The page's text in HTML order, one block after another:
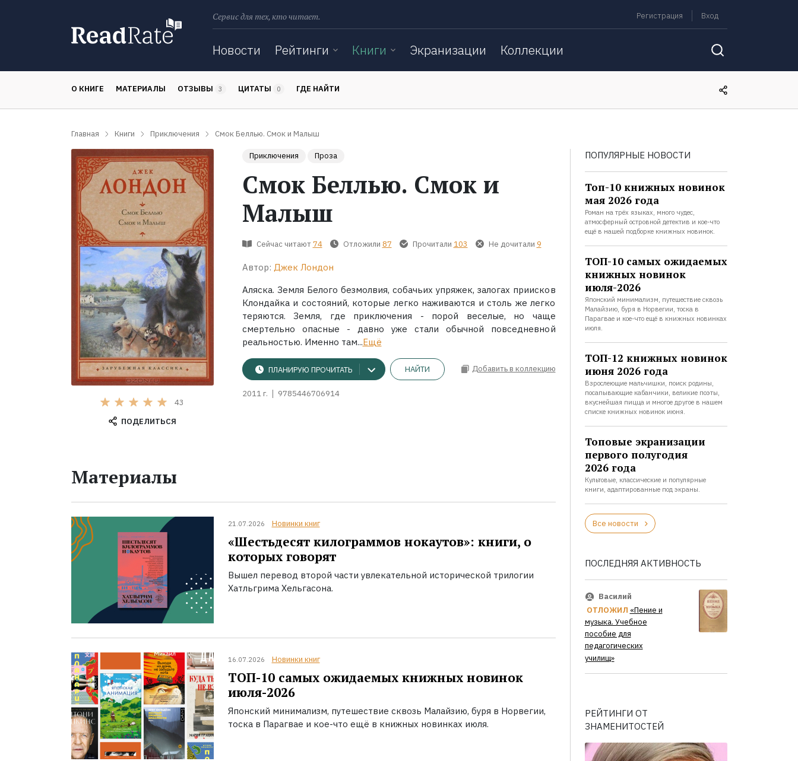
Сервис для тех, кто читает. Регистрация Вход
Новости Рейтинги Книги Экранизации Коллекции
О КНИГЕ МАТЕРИАЛЫ ОТЗЫВЫ 3 ЦИТАТЫ 0 ГДЕ НАЙТИ
Главная Книги Приключения Смок Беллью. Смок и Малыш
43
ПОДЕЛИТЬСЯ
Приключения Проза
Смок Беллью. Смок и
Малыш
Сейчас читают 74 Отложили 87 Прочитали 103 Не дочитали 9
Автор: Джек Лондон
Аляска. Земля Белого безмолвия, собачьих упряжек, залогах приисков
Клондайка и состояний, которые легко наживаются и столь же легко
теряются. Земля, где приключения - порой веселые, но чаще
смертельно опасные - давно уже стали обычной повседневной
реальностью. Именно там...Ещё
ПЛАНИРУЮ ПРОЧИТАТЬ НАЙТИ Добавить в коллекцию
2011 г. 9785446706914
Материалы
21.07.2026 Новинки книг
«Шестьдесят килограммов нокаутов»: книги, о
которых говорят
Вышел перевод второй части увлекательной исторической трилогии
Хатльгрима Хельгасона.
16.07.2026 Новинки книг
ТОП-10 самых ожидаемых книжных новинок
июля-2026
Японский минимализм, путешествие сквозь Малайзию, буря в Норвегии,
тоска в Парагвае и кое-что ещё в книжных новинках июля.
ПОПУЛЯРНЫЕ НОВОСТИ
Топ-10 книжных новинок
мая 2026 года
Роман на трёх языках, много чудес,
атмосферный островной детектив и кое-что
ещё в нашей подборке книжных новинок.
ТОП-10 самых ожидаемых
книжных новинок
июля-2026
Японский минимализм, путешествие сквозь
Малайзию, буря в Норвегии, тоска в
Парагвае и кое-что ещё в книжных новинках
июля.
ТОП-12 книжных новинок
июня 2026 года
Взрослеющие мальчишки, поиск родины,
посапывающие кабанчики, великие поэты,
вкуснейшая пицца и многое другое в нашем
списке книжных новинок июня.
Топовые экранизации
первого полугодия
2026 года
Культовые, классические и популярные
книги, адаптированные под экраны.
Все новости
ПОСЛЕДНЯЯ АКТИВНОСТЬ
Василий
ОТЛОЖИЛ «Пение и
музыка. Учебное
пособие для
педагогических
училищ»
РЕЙТИНГИ ОТ
ЗНАМЕНИТОСТЕЙ